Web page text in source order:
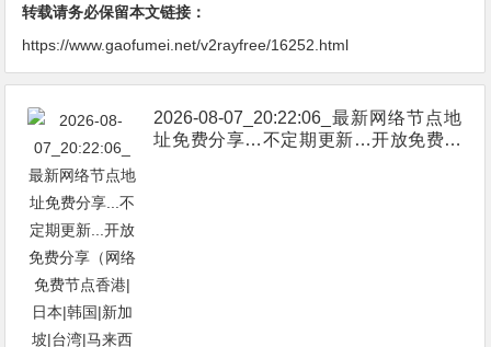
转载请务必保留本文链接：
https://www.gaofumei.net/v2rayfree/16252.html
2026-08-07_20:22:06_最新网络节点地
址免费分享…不定期更新…开放免费分